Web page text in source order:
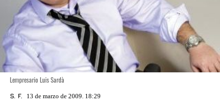
Lempresario Luis Sardà
S. F. 13 de marzo de 2009. 18:29